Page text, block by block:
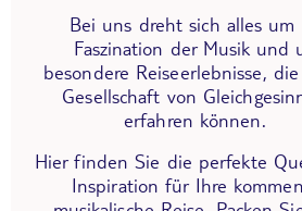
Bei uns dreht sich alles um
Faszination der Musik und
besondere Reiseerlebnisse,
Gesellschaft von
erfahren können.
Hier finden Sie die perfekte
Inspiration für Ihre